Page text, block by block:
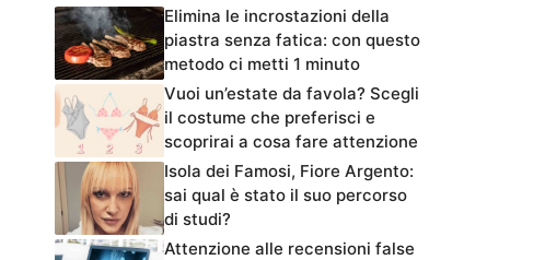
Elimina le incrostazioni della
piastra senza fatica: con questo
metodo ci metti 1 minuto
Vuoi un’estate da favola? Scegli
il costume che preferisci e
scoprirai a cosa fare attenzione
Isola dei Famosi, Fiore Argento:
sai qual è stato il suo percorso
di studi?
Attenzione alle recensioni false